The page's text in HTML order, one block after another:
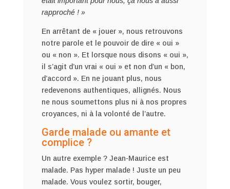
rapproché ! »
En arrêtant de « jouer », nous retrouvons
notre parole et le pouvoir de dire « oui »
ou « non ». Et lorsque nous disons « oui »,
il s’agit d’un vrai « oui » et non d’un « bon,
d’accord ». En ne jouant plus, nous
redevenons authentiques, allignés. Nous
ne nous soumettons plus ni à nos propres
croyances, ni à la volonté de l’autre.
Garde malade ou amante et
complice ?
Un autre exemple ? Jean-Maurice est
malade. Pas hyper malade ! Juste un peu
malade. Vous voulez sortir, bouger,